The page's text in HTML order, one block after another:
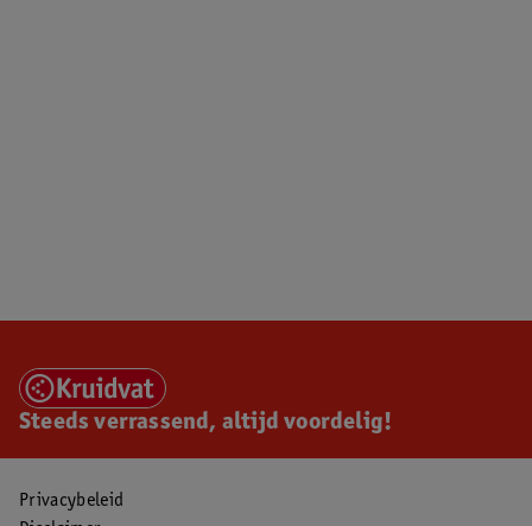
Steeds verrassend, altijd voordelig!
Privacybeleid